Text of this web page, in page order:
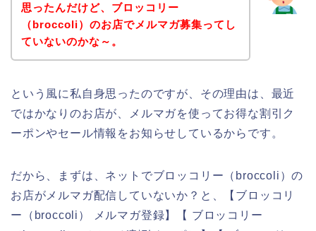
思ったんだけど、ブロッコリー
（broccoli）のお店でメルマガ募集ってし
ていないのかな～。
という風に私自身思ったのですが、その理由は、最近
ではかなりのお店が、メルマガを使ってお得な割引ク
ーポンやセール情報をお知らせしているからです。
だから、まずは、ネットでブロッコリー（broccoli）の
お店がメルマガ配信していないか？と、【ブロッコリ
ー（broccoli） メルマガ登録】【 ブロッコリー